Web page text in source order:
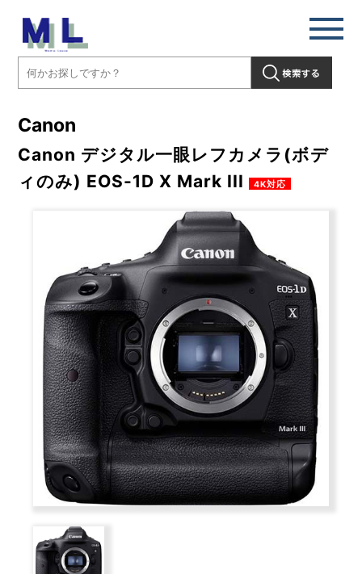
Canon
Canon デジタル一眼レフカメラ(ボデ
ィのみ) EOS-1D X Mark III 4K対応